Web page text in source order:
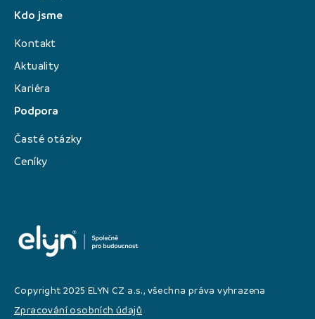
Kdo jsme
Kontakt
Aktuality
Kariéra
Podpora
Časté otázky
Ceníky
Copyright 2025 ELYN CZ a.s., všechna práva vyhrazena
Zpracování osobních údajů